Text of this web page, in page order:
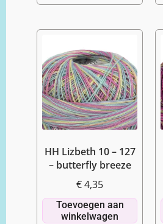
HH Lizbeth 10 – 127
– butterfly breeze
€4,35
Toevoegen aan
winkelwagen